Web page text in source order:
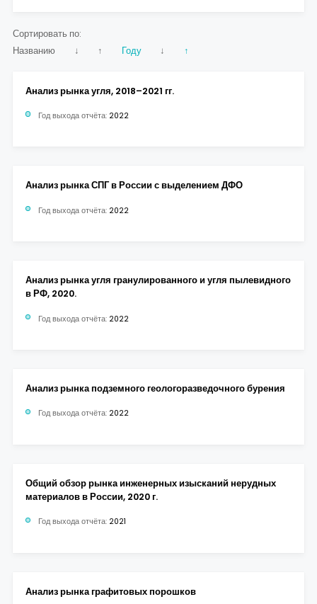
Сортировать по:
Названию
↓ ↑ Году ↓ ↑
Анализ рынка угля, 2018–2021 гг.
Год выхода отчёта: 2022
Анализ рынка СПГ в России с выделением ДФО
Год выхода отчёта: 2022
Анализ рынка угля гранулированного и угля пылевидного
в РФ, 2020.
Год выхода отчёта: 2022
Анализ рынка подземного геологоразведочного бурения
Год выхода отчёта: 2022
Общий обзор рынка инженерных изысканий нерудных
материалов в России, 2020 г.
Год выхода отчёта: 2021
Анализ рынка графитовых порошков